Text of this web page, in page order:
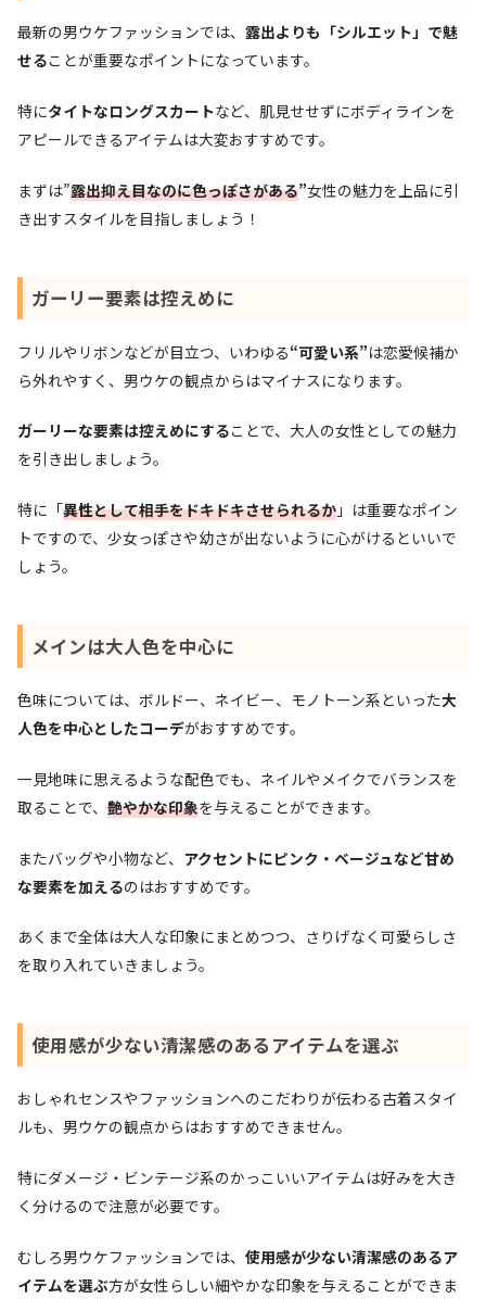
最新の男ウケファッションでは、 露出よりも「シルエット」で魅
せることが重要なポイントになっています。
特にタイトなロングスカートなど、肌見せせずにボディラインを
アピールできるアイテムは大変おすすめです。
まずは”露出抑え目なのに色っぽさがある”女性の魅力を上品に引
き出すスタイルを目指しましょう！
ガーリー要素は控えめに
フリルやリボンなどが目立つ、いわゆる“可愛い系”は恋愛候補か
ら外れやすく、男ウケの観点からはマイナスになります。
ガーリーな要素は控えめにすることで、大人の女性としての魅力
を引き出しましょう。
特に「異性として相手をドキドキさせられるか 」は重要なポイン
トですので、少女っぽさや幼さが出ないように心がけるといいで
しょう。
メインは大人色を中心に
色味については、ボルドー、ネイビー、モノトーン系といった大
人色を中心としたコーデがおすすめです。
一見地味に思えるような配色でも、ネイルやメイクでバランスを
取ることで、 艶やかな印象を与えることができます。
またバッグや小物など、 アクセントにピンク・ベージュなど甘め
な要素を加えるのはおすすめです。
あくまで全体は大人な印象にまとめつつ、さりげなく可愛らしさ
を取り入れていきましょう。
使用感が少ない清潔感のあるアイテムを選ぶ
おしゃれセンスやファッションへのこだわりが伝わる古着スタイ
ルも、男ウケの観点からはおすすめできません。
特にダメージ・ビンテージ系のかっこいいアイテムは好みを大き
く分けるので注意が必要です。
むしろ男ウケファッションでは、 使用感が少ない清潔感のあるア
イテムを選ぶ方が女性らしい細やかな印象を与えることができま